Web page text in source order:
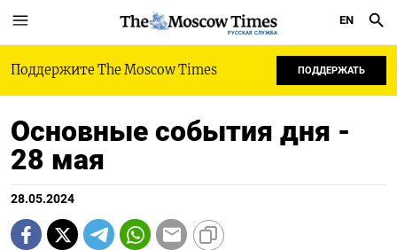
РУССКАЯ СЛУЖБА
EN
Поддержите The Moscow Times ПОДДЕРЖАТЬ
Основные события дня -
28 мая
28.05.2024